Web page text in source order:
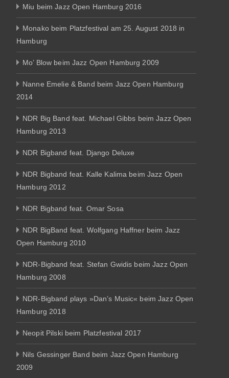
Miu beim Jazz Open Hamburg 2016
Monako beim Platzfestival am 25. August 2018 in
Hamburg
Mo’ Blow beim Jazz Open Hamburg 2009
Nanne Emelie & Band beim Jazz Open Hamburg
2014
NDR Big Band feat. Michael Gibbs beim Jazz Open
Hamburg 2013
NDR Bigband feat. Django Deluxe
NDR Bigband feat. Kalle Kalima beim Jazz Open
Hamburg 2012
NDR Bigband feat. Omar Sosa
NDR BigBand feat. Wolfgang Haffner beim Jazz
Open Hamburg 2010
NDR-Bigband feat. Stefan Gwidis beim Jazz Open
Hamburg 2008
NDR-Bigband plays »Dan’s Music« beim Jazz Open
Hamburg 2018
Neopit Pilski beim Platzfestival 2017
Nils Gessinger Band beim Jazz Open Hamburg
2009